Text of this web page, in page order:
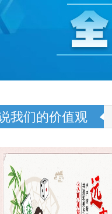
我们的价值观